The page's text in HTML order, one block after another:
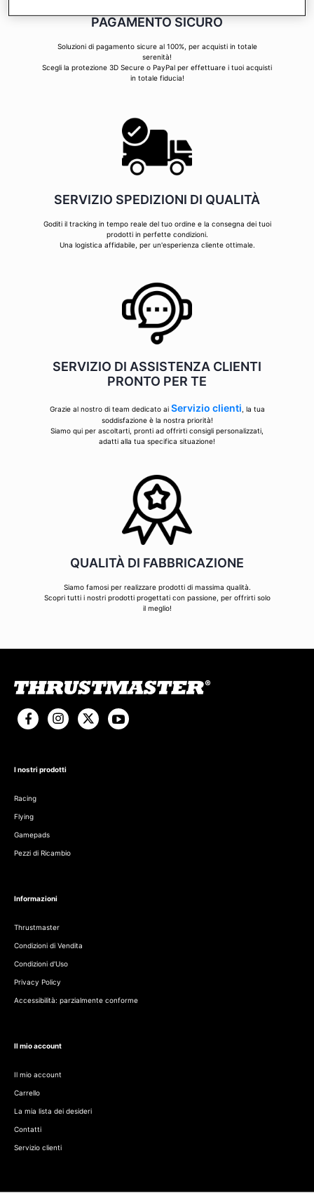
PAGAMENTO SICURO
Soluzioni di pagamento sicure al 100%, per acquisti in totale
serenità!
Scegli la protezione 3D Secure o PayPal per effettuare i tuoi acquisti
in totale fiducia!
SERVIZIO SPEDIZIONI DI QUALITÀ
Goditi il tracking in tempo reale del tuo ordine e la consegna dei tuoi
prodotti in perfette condizioni.
Una logistica affidabile, per un'esperienza cliente ottimale.
SERVIZIO DI ASSISTENZA CLIENTI
PRONTO PER TE
Grazie al nostro di team dedicato ai Servizio clienti , la tua
soddisfazione è la nostra priorità!
Siamo qui per ascoltarti, pronti ad offrirti consigli personalizzati,
adatti alla tua specifica situazione!
QUALITÀ DI FABBRICAZIONE
Siamo famosi per realizzare prodotti di massima qualità.
Scopri tutti i nostri prodotti progettati con passione, per offrirti solo
il meglio!
I nostri prodotti
Racing
Flying
Gamepads
Pezzi di Ricambio
Informazioni
Thrustmaster
Condizioni di Vendita
Condizioni d'Uso
Privacy Policy
Accessibilità: parzialmente conforme
Il mio account
Il mio account
Carrello
La mia lista dei desideri
Contatti
Servizio clienti